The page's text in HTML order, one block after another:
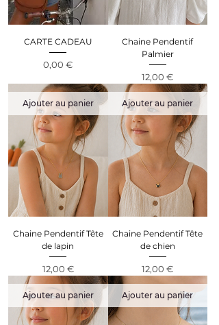
CARTE CADEAU
Prix
0,00 €
Chaine Pendentif
Palmier
Prix
12,00 €
Ajouter au panier
Chaine Pendentif Tête
de lapin
Prix
12,00 €
Ajouter au panier
Chaine Pendentif Tête
de chien
Prix
12,00 €
Ajouter au panier Ajouter au panier